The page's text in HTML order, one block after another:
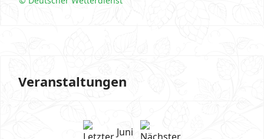
Veranstaltungen
Juni